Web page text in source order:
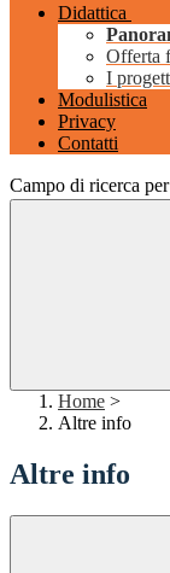
Didattica
Offerta
I
Modulistica
Privacy
Contatti
Campo di ricerca
Home >
Altre info
Altre info